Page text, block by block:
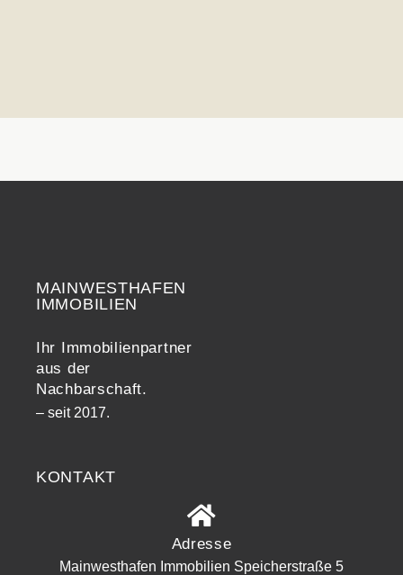
MAINWESTHAFEN
IMMOBILIEN
Ihr Immobilienpartner
aus der
Nachbarschaft.
– seit 2017.
KONTAKT
Adresse
Mainwesthafen Immobilien Speicherstraße 5